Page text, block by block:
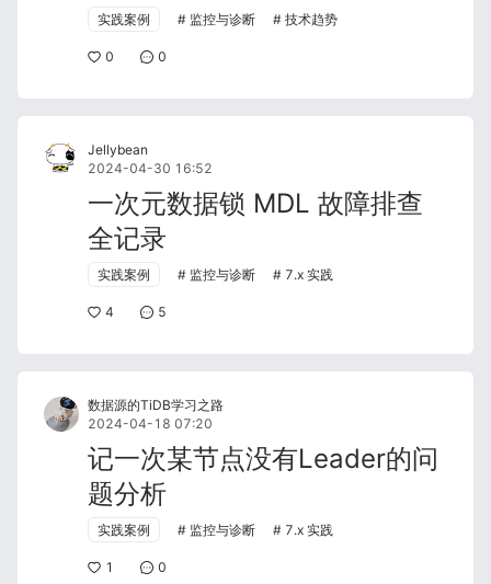
实践案例 监控与诊断 技术趋势
0 0
Jellybean
2024-04-30 16:52
一次元数据锁 MDL 故障排查
全记录
实践案例 监控与诊断 7.x 实践
4 5
数据源的TiDB学习之路
2024-04-18 07:20
记一次某节点没有Leader的问
题分析
实践案例 监控与诊断 7.x 实践
1 0